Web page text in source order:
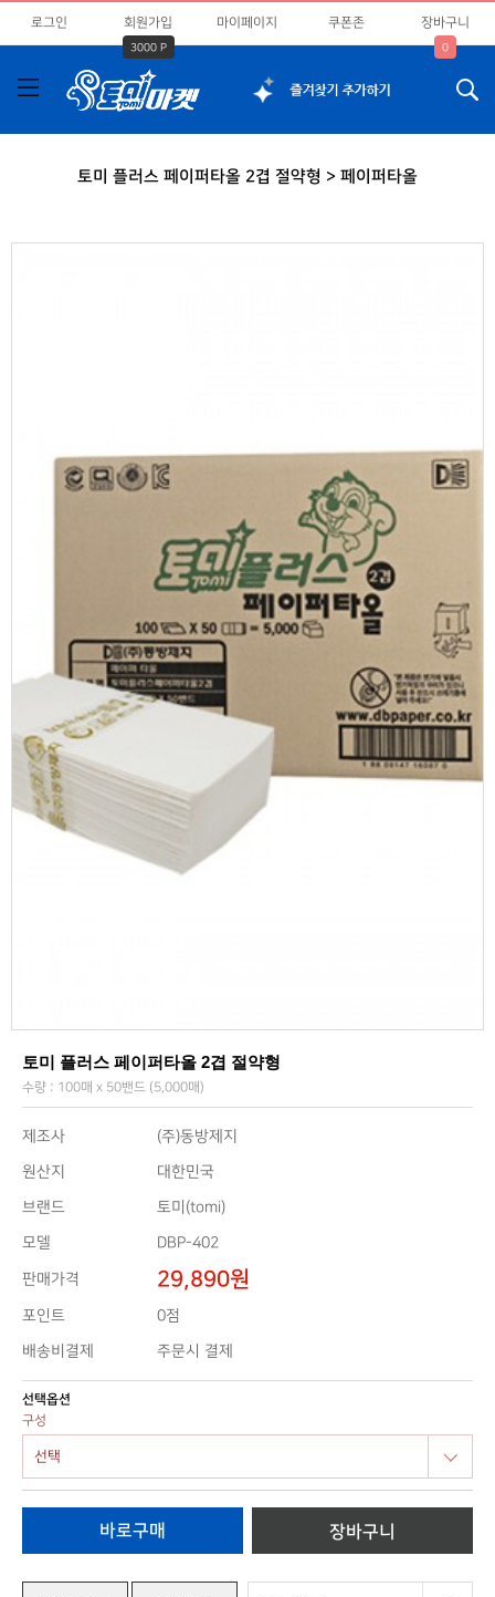
로그인 회원가입
3000 P
마이페이지 쿠폰존 장바구니
0
토미 플러스 페이퍼타올 2겹 절약형 > 페이퍼타올
토미 플러스 페이퍼타올 2겹 절약형
수량 : 100매 x 50밴드 (5,000매)
제조사 (주)동방제지
원산지 대한민국
브랜드 토미(tomi)
모델 DBP-402
판매가격 29,890원
포인트 0점
배송비결제 주문시 결제
선택옵션
구성